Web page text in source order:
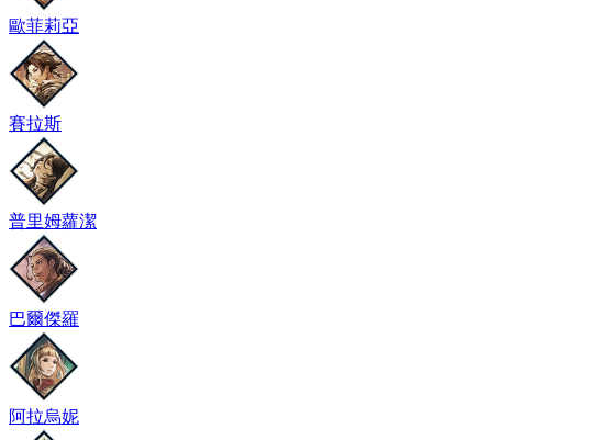
歐菲莉亞
賽拉斯
普里姆蘿潔
巴爾傑羅
阿拉烏妮